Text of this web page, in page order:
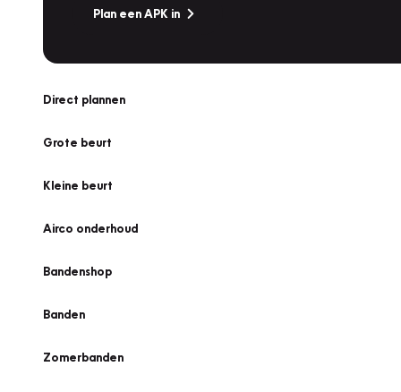
Plan een APK in
Direct plannen
Grote beurt
Kleine beurt
Airco onderhoud
Bandenshop
Banden
Zomerbanden